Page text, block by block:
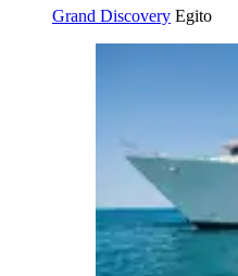
Grand Discovery Egito